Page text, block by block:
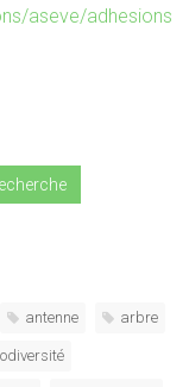
aseve/adhesions
antenne arbre